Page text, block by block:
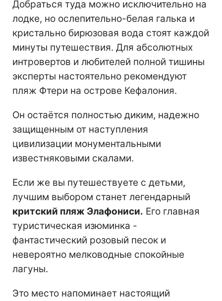
Добраться туда можно исключительно на
лодке, но ослепительно-белая галька и
кристально бирюзовая вода стоят каждой
минуты путешествия. Для абсолютных
интровертов и любителей полной тишины
эксперты настоятельно рекомендуют
пляж Фтери на острове Кефалония.
Он остаётся полностью диким, надежно
защищенным от наступления
цивилизации монументальными
известняковыми скалами.
Если же вы путешествуете с детьми,
лучшим выбором станет легендарный
критский пляж Элафониси. Его главная
туристическая изюминка -
фантастический розовый песок и
невероятно мелководные спокойные
лагуны.
Это место напоминает настоящий